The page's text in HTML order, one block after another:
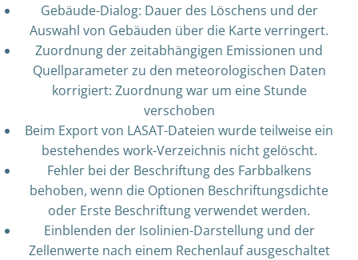
Gebäude-Dialog: Dauer des Löschens und der
Auswahl von Gebäuden über die Karte verringert.
Zuordnung der zeitabhängigen Emissionen und
Quellparameter zu den meteorologischen Daten
korrigiert: Zuordnung war um eine Stunde
verschoben
Beim Export von LASAT-Dateien wurde teilweise ein
bestehendes work-Verzeichnis nicht gelöscht.
Fehler bei der Beschriftung des Farbbalkens
behoben, wenn die Optionen Beschriftungsdichte
oder Erste Beschriftung verwendet werden.
Einblenden der Isolinien-Darstellung und der
Zellenwerte nach einem Rechenlauf ausgeschaltet